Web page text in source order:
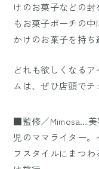
けのお菓子などの
もお菓子ポーチの
かけのお菓子を持ち
どれも欲しくなる
ムは、ぜひ店頭でチ
■監修／Mimosa…美
児のママライター
フスタイルにまつ